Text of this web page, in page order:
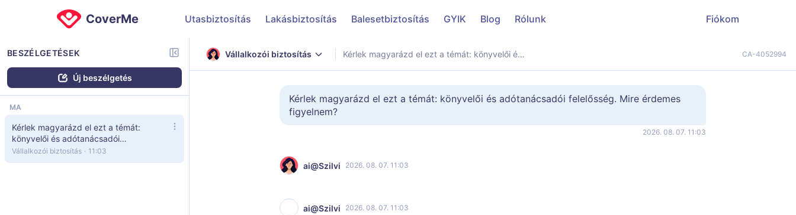
CoverMe Utasbiztosítás Lakásbiztosítás Balesetbiztosítás GYIK Blog Rólunk Fiókom
BESZÉLGETÉSEK
Új beszélgetés
MA
Kérlek magyarázd el ezt a témát:
könyvelői és adótanácsadói
felelősség. Mire érdemes figyelnem?
Vállalkozói biztosítás · 11:03
Vállalkozói biztosítás Kérlek magyarázd el ezt a témát: könyvelői és adótanácsadói felelősség. Mire érdemes figyelnem? CA-4052994
Kérlek magyarázd el ezt a témát: könyvelői és adótanácsadói felelősség. Mire érdemes
figyelnem?
2026. 08. 07. 11:03
ai@Szilvi 2026. 08. 07. 11:03
ai@Szilvi 2026. 08. 07. 11:03